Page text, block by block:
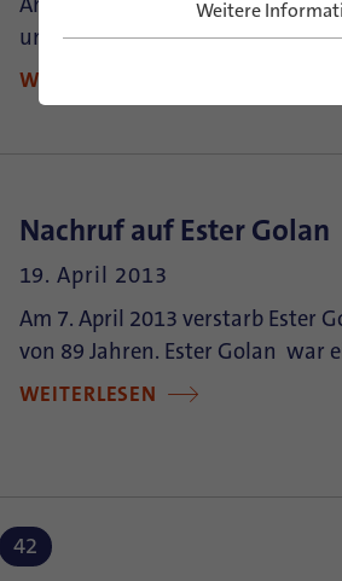
Weitere
und gekämpft hat. Yaron
WEITERLESEN
Nachruf auf Ester Golan
19. April 2013
Am 7. April 2013 verstarb Ester
von 89 Jahren. Ester Golan war
WEITERLESEN
42